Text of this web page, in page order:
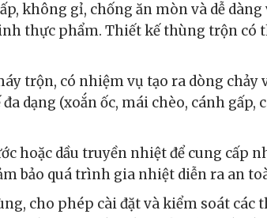
không gỉ, chống ăn mòn và dễ
thực phẩm. Thiết kế thùng trộn có
trộn, có nhiệm vụ tạo ra dòng
dạng (xoắn ốc, mái chèo, cánh gấp,
hoặc dầu truyền nhiệt để cung cấp
bảo quá trình gia nhiệt diễn ra an
cho phép cài đặt và kiểm soát các